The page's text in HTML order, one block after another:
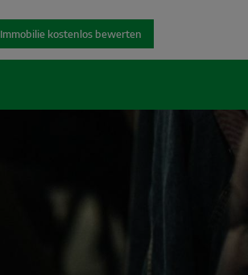
Immobilie kostenlos bewerten